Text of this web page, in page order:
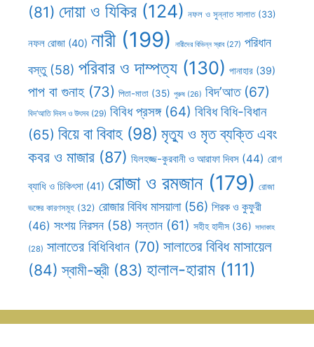
(81) দোয়া ও যিকির (124) নফল ও সুন্নাত সালাত(33)
নফল রোজা (40) নারী(199) নারীদের বিভিন্ন স্রাব(27) পরিধান
বস্তু(58) পরিবার ও দাম্পত্য (130) পানাহার (39)
পাপ বা গুনাহ(73) পিতা-মাতা (35) পুরুষ (26) বিদ’আত(67)
বিদ’আতি দিবস ও উৎসব (29) বিবিধ প্রসঙ্গ(64) বিবিধ বিধি-বিধান
(65) বিয়ে বা বিবাহ (98) মৃত্যু ও মৃত ব্যক্তি এবং
কবর ও মাজার (87) যিলহজ্জ-কুরবানী ও আরাফা দিবস (44) রোগ
ব্যাধি ও চিকিৎসা (41) রোজা ও রমজান(179) রোজা
ভঙ্গের কারণসমূহ (32) রোজার বিবিধ মাসয়ালা(56) শিরক ও কুফুরী
(46) সংশয় নিরসন (58) সন্তান (61) সহীহ হাদীস (36) সাদাকাহ
(28) সালাতের বিধিবিধান (70) সালাতের বিবিধ মাসায়েল
(84) স্বামী-স্ত্রী (83) হালাল-হারাম (111)